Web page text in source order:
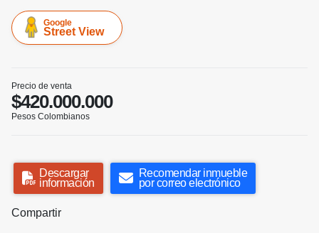
Google
Street View
Precio de venta
$420.000.000
Pesos Colombianos
Descargar
información
Recomendar inmueble
por correo electrónico
Compartir